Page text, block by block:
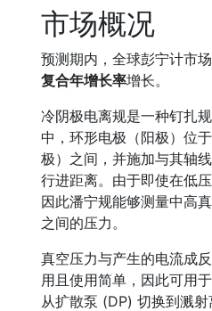
市场概况
预测期内，全球彭宁计市
复合年增长率增长。
冷阴极电离规是一种钉扎
中，环形电极（阳极）位
极）之间，并施加与其轴
行进距离。由于即使在低
因此潘宁规能够测量中高
之间的压力。
真空压力与产生的电流成
用且使用简单，因此可用
从扩散泵 (DP) 切换到溅射